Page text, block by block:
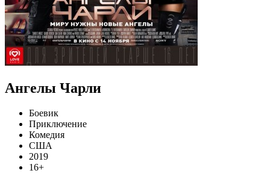
Ангелы Чарли
Боевик
Приключение
Комедия
США
2019
16+